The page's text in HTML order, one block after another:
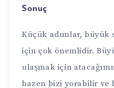
Sonuç
Küçük adımlar, büyük
için çok önemlidir.
ulaşmak için
bazen bizi yorabilir ve